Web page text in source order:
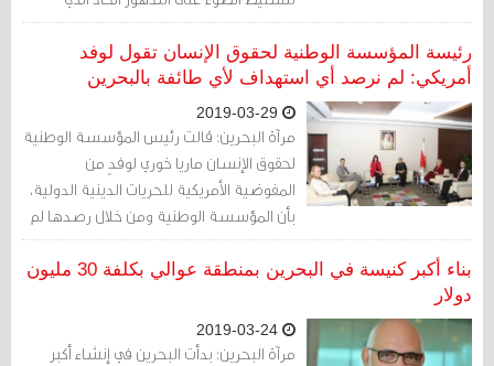
شهدته مملكة البحرين في الحريات الدينية،
والانتهاكات التي يتعرض لها البحرينيون
بصورة خاصة.
رئيسة المؤسسة الوطنية لحقوق الإنسان تقول لوفد
أمريكي: لم نرصد أي استهداف لأي طائفة بالبحرين
مرآة البحرين: قالت رئيس المؤسسة الوطنية
لحقوق الإنسان ماريا خوري لوفدٍ من
المفوضية الأمريكية للحريات الدينية الدولية،
بأن المؤسسة الوطنية ومن خلال رصدها لم
تلاحظ وجود أي نوع من أنواع الاستهداف
لطائفة أو مجتمع ديني معين على أساس
بناء أكبر كنيسة في البحرين بمنطقة عوالي بكلفة 30 مليون
دولار
مرآة البحرين: بدأت البحرين في إنشاء أكبر